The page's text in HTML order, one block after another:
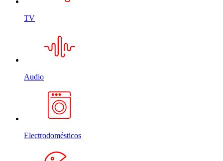
TV
Audio
Electrodomésticos